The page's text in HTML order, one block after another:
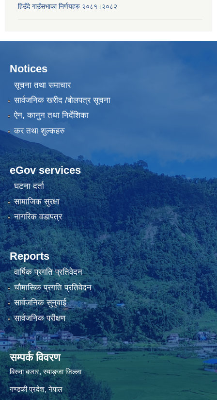
हिउँदे गाउँसभाका निर्णयहरु २०८१।२०८२
Notices
सूचना तथा समाचार
सार्वजनिक खरीद /बोलपत्र सूचना
ऐन, कानुन तथा निर्देशिका
कर तथा शुल्कहरु
eGov services
घटना दर्ता
सामाजिक सुरक्षा
नागरिक वडापत्र
Reports
वार्षिक प्रगति प्रतिवेदन
चौमासिक प्रगति प्रतिवेदन
सार्वजनिक सुनुवाई
सार्वजनिक परीक्षण
सम्पर्क विवरण
बिरुवा बजार, स्याङ्जा जिल्ला
गण्डकी प्रदेश, नेपाल